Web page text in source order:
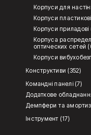
Корпуси для
Корпуси
Корпуси приладові
Корпуса
оптических сетей
Корпуси
Конструктиви (352)
Командні панелі (7)
Додаткове
Демпфери та
Інструмент (17)